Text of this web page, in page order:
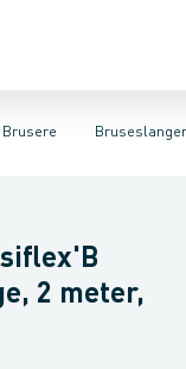
& rør
Brusere Vaske
Bruseslanger
Brusesæt
2 meter,